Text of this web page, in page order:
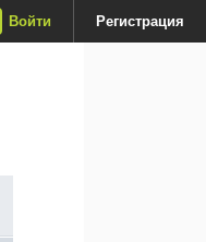
Войти Регистрация